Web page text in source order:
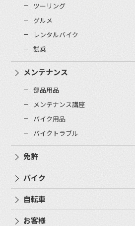
ツーリング
グルメ
レンタルバイク
試乗
メンテナンス
部品用品
メンテナンス講座
バイク用品
バイクトラブル
免許
バイク
自転車
お客様